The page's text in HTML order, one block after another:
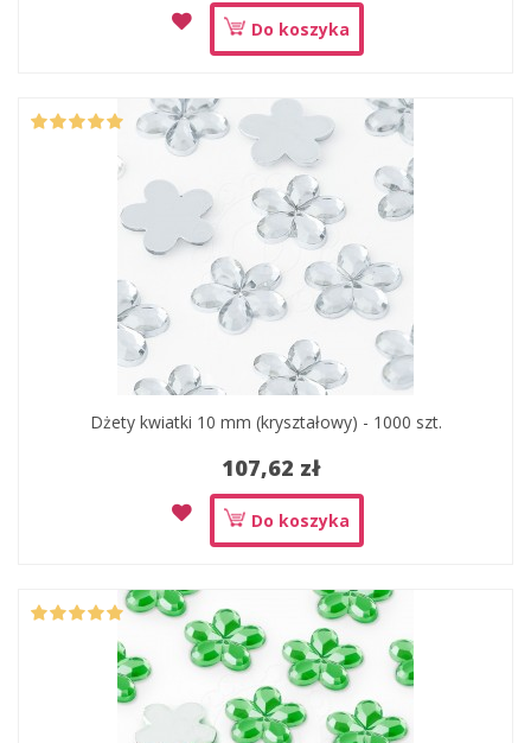
Do koszyka
Dżety kwiatki 10 mm (kryształowy) - 1000 szt.
107,62 zł
Do koszyka